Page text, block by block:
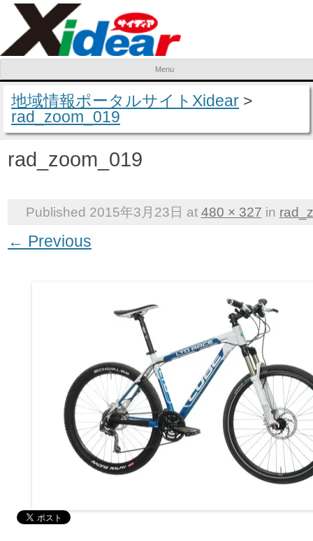
Menu
Skip to content
地域情報ポータルサイトXidear >
rad_zoom_019
rad_zoom_019
Published 2015年3月23日 at 480 × 327 in
← Previous